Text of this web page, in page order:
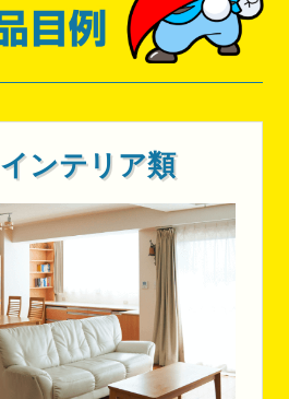
ンテリア類